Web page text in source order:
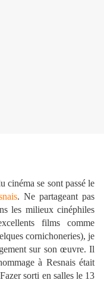
cinéma se sont passé le
. Ne partageant pas
les milieux cinéphiles
films comme
cornichoneries), je
sur son œuvre. Il
à Resnais était
sorti en salles le 13